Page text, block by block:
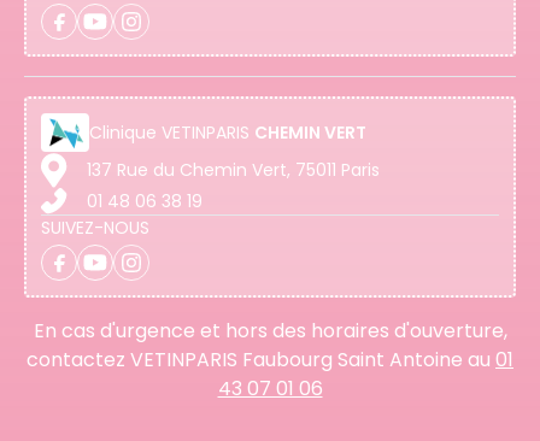
Clinique VETINPARIS CHEMIN VERT
137 Rue du Chemin Vert, 75011 Paris
01 48 06 38 19
SUIVEZ-NOUS
En cas d'urgence et hors des horaires d'ouverture,
contactez VETINPARIS Faubourg Saint Antoine au 01
43 07 01 06